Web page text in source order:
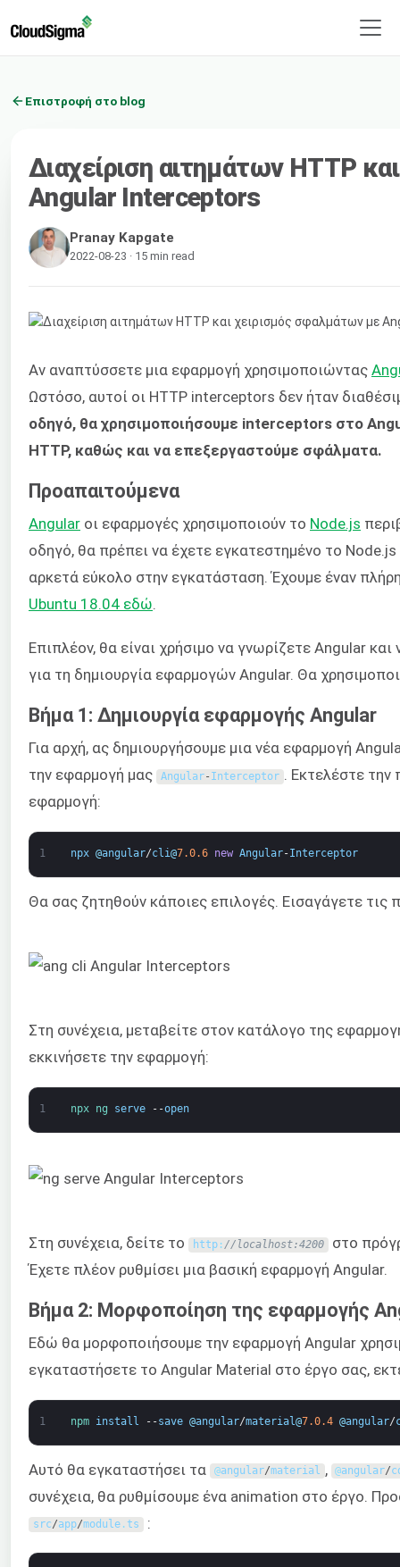
Επιστροφή στο blog
Διαχείριση αιτημάτων HTTP
Angular Interceptors
Pranay Kapgate
2022-08-23 · 15 min read
Αν αναπτύσσετε μια εφαρμογή χρησιμοποιώντας
Ωστόσο, αυτοί οι HTTP interceptors δεν ήταν
οδηγό, θα χρησιμοποιήσουμε interceptors στο
HTTP, καθώς και να επεξεργαστούμε σφάλματα.
Προαπαιτούμενα
Angular οι εφαρμογές χρησιμοποιούν το Node.js
οδηγό, θα πρέπει να έχετε εγκατεστημένο το
αρκετά εύκολο στην εγκατάσταση. Έχουμε έναν
Ubuntu 18.04 εδώ.
Επιπλέον, θα είναι χρήσιμο να γνωρίζετε Angular
για τη δημιουργία εφαρμογών Angular. Θα
Βήμα 1: Δημιουργία εφαρμογής Angular
Για αρχή, ας δημιουργήσουμε μια νέα εφαρμογή
την εφαρμογή μας
Angular- Interceptor . Εκτελέστε την
εφαρμογή:
1 npx @angular/cli@7.0.6 new Angular-Interceptor
Θα σας ζητηθούν κάποιες επιλογές. Εισαγάγετε τις
Στη συνέχεια, μεταβείτε στον κατάλογο της
εκκινήσετε την εφαρμογή:
1 npx ng serve --open
Στη συνέχεια, δείτε το http: //localhost:4200 στο
Έχετε πλέον ρυθμίσει μια βασική εφαρμογή Angular.
Βήμα 2: Μορφοποίηση της εφαρμογής
Εδώ θα μορφοποιήσουμε την εφαρμογή Angular
εγκαταστήσετε το Angular Material στο έργο σας,
1 npm install --save @angular/material@7.0.4 @angular/
Αυτό θα εγκαταστήσει τα @angular/material , @angular/
συνέχεια, θα ρυθμίσουμε ένα animation στο έργο.
src/app/module.ts :